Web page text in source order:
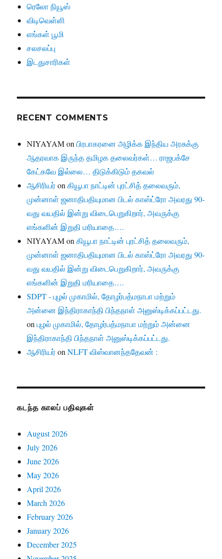
ரெலோ நியூஸ்
விடிவெள்ளி
எங்கள் பூமி
சலசலப்பு
இடதுசாரிகள்
RECENT COMMENTS
NIYAYAMonபிரபாகரனை அழிக்க இந்திய அரசுக்கு
ஆதரவாக இருந்த தமிழக தலைவர்கள்… ராஜபக்சே
கேட்கவே இல்லை… திடுக்கிடும் தகவல்
ஆசிரியர்onகியூபா நாட்டின் புரட்சித் தலைவரும்,
முன்னாள் ஜனாதிபதியுமான பிடல் காஸ்ட்ரோ அவரது 90-
வது வயதில் இன்று விடைபெறுகிறார், அவருக்கு
எங்களின் இறுதி மரியாதை….
NIYAYAMonகியூபா நாட்டின் புரட்சித் தலைவரும்,
முன்னாள் ஜனாதிபதியுமான பிடல் காஸ்ட்ரோ அவரது 90-
வது வயதில் இன்று விடைபெறுகிறார், அவருக்கு
எங்களின் இறுதி மரியாதை….
SDPT - புழல் முகாமில், தோழர்பத்மநாபா மற்றும்
அன்னை இந்திராகாந்தி பிந்தநாள் அனுஸ்டிக்கப்பட்டது.
onபுழல் முகாமில், தோழர்பத்மநாபா மற்றும் அன்னை
இந்திராகாந்தி பிந்தநாள் அனுஸ்டிக்கப்பட்டது.
ஆசிரியர்onNLFT விஸ்வானந்ததேவன் :
கடந்த காலப் பதிவுகள்
August 2026
July 2026
June 2026
May 2026
April 2026
March 2026
February 2026
January 2026
December 2025